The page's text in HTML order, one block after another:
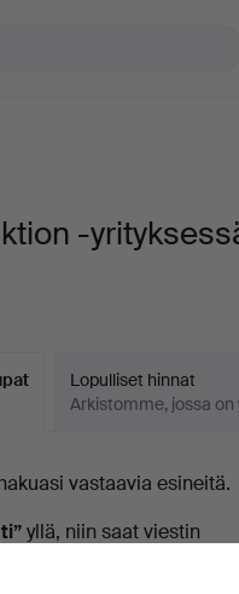
-
Lopulliset hinnat
Arkistomme, jossa
vastaavia esineitä.
yllä, niin saat viestin